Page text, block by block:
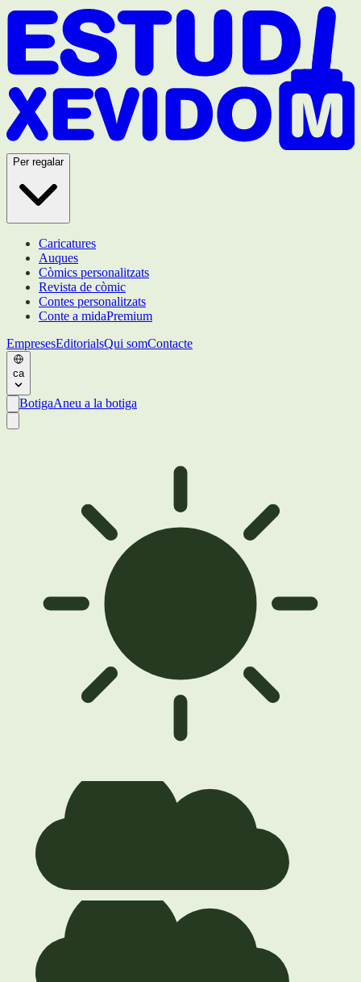
Per regalar
Caricatures
Auques
Còmics personalitzats
Revista de còmic
Contes personalitzats
Conte a midaPremium
EmpresesEditorialsQui somContacte
ca
BotigaAneu a la botiga